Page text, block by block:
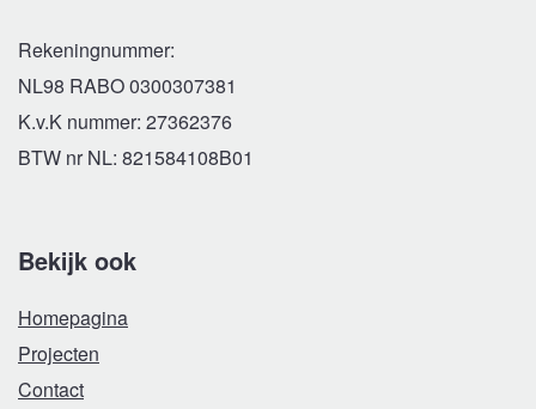
Rekeningnummer:
NL98 RABO 0300307381
K.v.K nummer: 27362376
BTW nr NL: 821584108B01
Bekijk ook
Homepagina
Projecten
Contact